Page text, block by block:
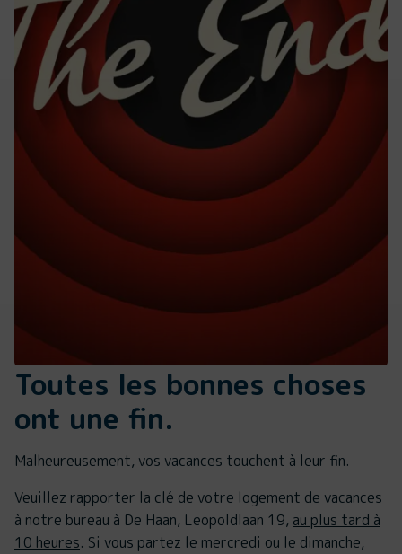
Toutes les bonnes choses
ont une fin.
Malheureusement, vos vacances touchent à leur fin.
Veuillez rapporter la clé de votre logement de vacances
à notre bureau à De Haan, Leopoldlaan 19, au plus tard à
10 heures. Si vous partez le mercredi ou le dimanche,